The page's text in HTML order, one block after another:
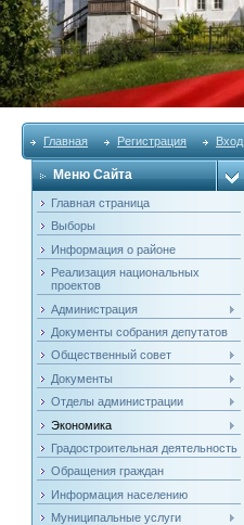
Главная Регистрация Вход
Меню Сайта
Главная страница
Выборы
Информация о районе
Реализация национальных
проектов
Администрация
Документы собрания депутатов
Общественный совет
Документы
Отделы администрации
Экономика
Градостроительная деятельность
Обращения граждан
Информация населению
Муниципальные услуги